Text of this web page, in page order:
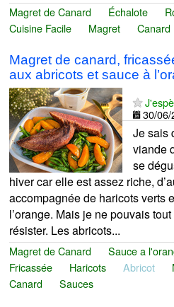
Magret de Canard Échalote
Cuisine Facile
Magret Canard
Magret de canard,
aux abricots et sauce à
30/06/
Je sais
viande
se
hiver car elle est assez riche,
accompagnée de haricots verts
l’orange. Mais je ne pouvais
résister. Les abricots...
Magret de Canard Sauce a
Fricassée
Haricots Abricot
Canard
Sauces